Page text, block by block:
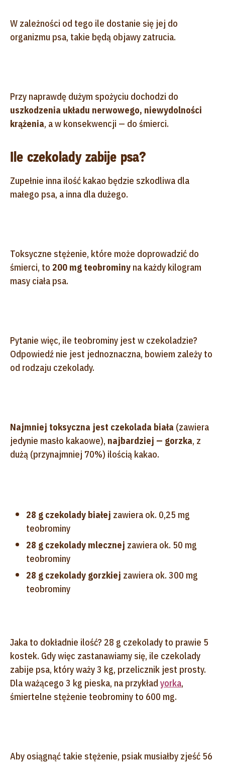
W zależności od tego ile dostanie się jej do
organizmu psa, takie będą objawy zatrucia.
Przy naprawdę dużym spożyciu dochodzi do
uszkodzenia układu nerwowego, niewydolności
krążenia, a w konsekwencji — do śmierci.
Ile czekolady zabije psa?
Zupełnie inna ilość kakao będzie szkodliwa dla
małego psa, a inna dla dużego.
Toksyczne stężenie, które może doprowadzić do
śmierci, to 200 mg teobrominy na każdy kilogram
masy ciała psa.
Pytanie więc, ile teobrominy jest w czekoladzie?
Odpowiedź nie jest jednoznaczna, bowiem zależy to
od rodzaju czekolady.
Najmniej toksyczna jest czekolada biała (zawiera
jedynie masło kakaowe), najbardziej — gorzka, z
dużą (przynajmniej 70%) ilością kakao.
28 g czekolady białej zawiera ok. 0,25 mg
teobrominy
28 g czekolady mlecznej zawiera ok. 50 mg
teobrominy
28 g czekolady gorzkiej zawiera ok. 300 mg
teobrominy
Jaka to dokładnie ilość? 28 g czekolady to prawie 5
kostek. Gdy więc zastanawiamy się, ile czekolady
zabije psa, który waży 3 kg, przelicznik jest prosty.
Dla ważącego 3 kg pieska, na przykład yorka,
śmiertelne stężenie teobrominy to 600 mg.
Aby osiągnąć takie stężenie, psiak musiałby zjeść 56